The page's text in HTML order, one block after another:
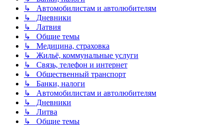
↳ Автомобилистам и автолюбителям
↳ Дневники
↳ Латвия
↳ Общие темы
↳ Медицина, страховка
↳ Жильё, коммунальные услуги
↳ Связь, телефон и интернет
↳ Общественный транспорт
↳ Банки, налоги
↳ Автомобилистам и автолюбителям
↳ Дневники
↳ Литва
↳ Общие темы